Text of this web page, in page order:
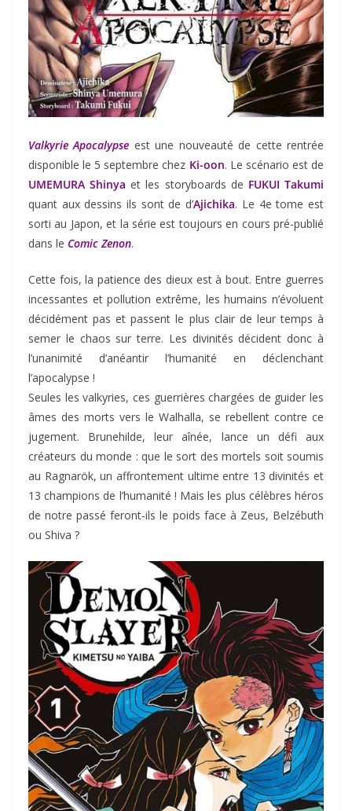
Valkyrie Apocalypse est une nouveauté de cette rentrée
disponible le 5 septembre chez Ki-oon. Le scénario est de
UMEMURA Shinya et les storyboards de FUKUI Takumi
quant aux dessins ils sont de d’Ajichika. Le 4e tome est
sorti au Japon, et la série est toujours en cours pré-publié
dans le Comic Zenon.
Cette fois, la patience des dieux est à bout. Entre guerres
incessantes et pollution extrême, les humains n’évoluent
décidément pas et passent le plus clair de leur temps à
semer le chaos sur terre. Les divinités décident donc à
l’unanimité d’anéantir l’humanité en déclenchant
l’apocalypse !
Seules les valkyries, ces guerrières chargées de guider les
âmes des morts vers le Walhalla, se rebellent contre ce
jugement. Brunehilde, leur aînée, lance un défi aux
créateurs du monde : que le sort des mortels soit soumis
au Ragnarök, un affrontement ultime entre 13 divinités et
13 champions de l’humanité ! Mais les plus célèbres héros
de notre passé feront-ils le poids face à Zeus, Belzébuth
ou Shiva ?